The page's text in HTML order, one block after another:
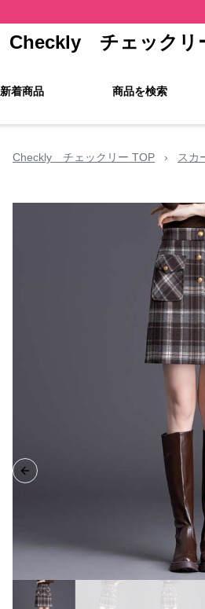
Checkly チェックリ
新着商品 商品を検索
Checkly チェックリー TOP › スカ
Previous slide